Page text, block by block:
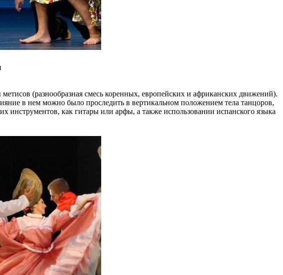
(разнообразная смесь коренных, европейских и африканских движений).
в нем можно было проследить в вертикальном положением тела танцоров,
инструментов, как гитары или арфы, а также использовании испанского языка